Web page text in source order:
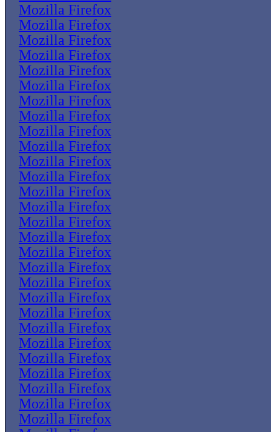
Mozilla Firefox
Mozilla Firefox
Mozilla Firefox
Mozilla Firefox
Mozilla Firefox
Mozilla Firefox
Mozilla Firefox
Mozilla Firefox
Mozilla Firefox
Mozilla Firefox
Mozilla Firefox
Mozilla Firefox
Mozilla Firefox
Mozilla Firefox
Mozilla Firefox
Mozilla Firefox
Mozilla Firefox
Mozilla Firefox
Mozilla Firefox
Mozilla Firefox
Mozilla Firefox
Mozilla Firefox
Mozilla Firefox
Mozilla Firefox
Mozilla Firefox
Mozilla Firefox
Mozilla Firefox
Mozilla Firefox